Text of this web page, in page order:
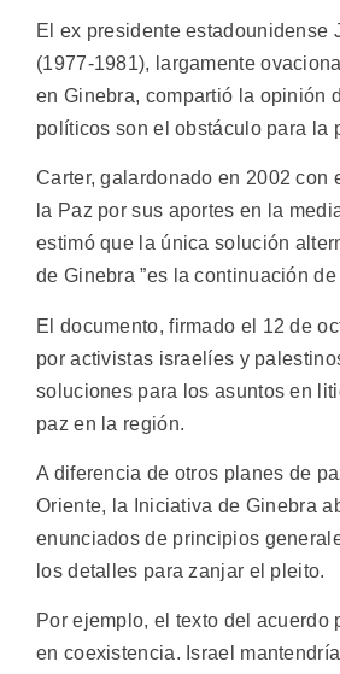
El ex presidente estadounidense
(1977-1981), largamente
en Ginebra, compartió la opinión
políticos son el obstáculo para la
Carter, galardonado en 2002 con
la Paz por sus aportes en la
estimó que la única solución
de Ginebra ”es la continuación
El documento, firmado el 12 de
por activistas israelíes y
soluciones para los asuntos en
paz en la región.
A diferencia de otros planes de
Oriente, la Iniciativa de Ginebra
enunciados de principios
los detalles para zanjar el pleito.
Por ejemplo, el texto del acuerdo
en coexistencia. Israel